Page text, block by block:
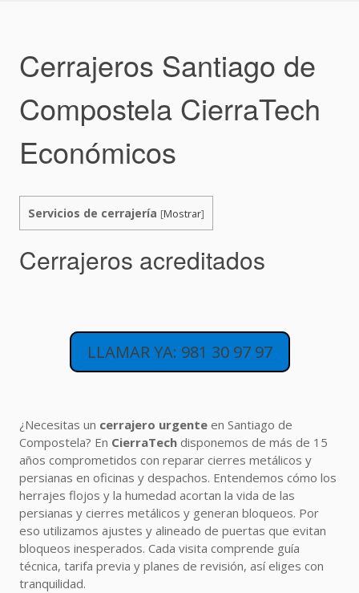
Cerrajeros Santiago de
Compostela CierraTech
Económicos
Servicios de cerrajería [Mostrar]
Cerrajeros acreditados
LLAMAR YA: 981 30 97 97
¿Necesitas un cerrajero urgente en Santiago de
Compostela? En CierraTech disponemos de más de 15
años comprometidos con reparar cierres metálicos y
persianas en oficinas y despachos. Entendemos cómo los
herrajes flojos y la humedad acortan la vida de las
persianas y cierres metálicos y generan bloqueos. Por
eso utilizamos ajustes y alineado de puertas que evitan
bloqueos inesperados. Cada visita comprende guía
técnica, tarifa previa y planes de revisión, así eliges con
tranquilidad.